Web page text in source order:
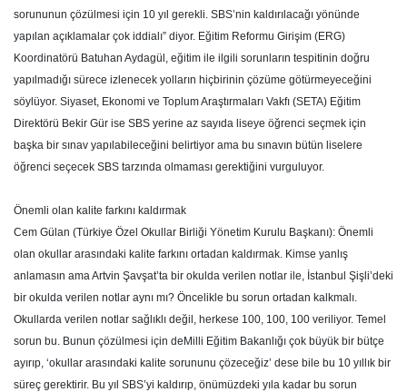
sorununun çözülmesi için 10 yıl gerekli. SBS’nin kaldırılacağı yönünde
yapılan açıklamalar çok iddialı” diyor. Eğitim Reformu Girişim (ERG)
Koordinatörü Batuhan Aydagül, eğitim ile ilgili sorunların tespitinin doğru
yapılmadığı sürece izlenecek yolların hiçbirinin çözüme götürmeyeceğini
söylüyor. Siyaset, Ekonomi ve Toplum Araştırmaları Vakfı (SETA) Eğitim
Direktörü Bekir Gür ise SBS yerine az sayıda liseye öğrenci seçmek için
başka bir sınav yapılabileceğini belirtiyor ama bu sınavın bütün liselere
öğrenci seçecek SBS tarzında olmaması gerektiğini vurguluyor.
Önemli olan kalite farkını kaldırmak
Cem Gülan (Türkiye Özel Okullar Birliği Yönetim Kurulu Başkanı): Önemli
olan okullar arasındaki kalite farkını ortadan kaldırmak. Kimse yanlış
anlamasın ama Artvin Şavşat’ta bir okulda verilen notlar ile, İstanbul Şişli’deki
bir okulda verilen notlar aynı mı? Öncelikle bu sorun ortadan kalkmalı.
Okullarda verilen notlar sağlıklı değil, herkese 100, 100, 100 veriliyor. Temel
sorun bu. Bunun çözülmesi için deMilli Eğitim Bakanlığı çok büyük bir bütçe
ayırıp, ‘okullar arasındaki kalite sorununu çözeceğiz’ dese bile bu 10 yıllık bir
süreç gerektirir. Bu yıl SBS’yi kaldırıp, önümüzdeki yıla kadar bu sorun